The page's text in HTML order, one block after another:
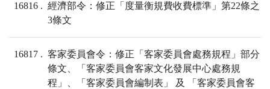
16816
經濟部令：修正「度量衡規費收費標準」第22條之
3條文
16817
客家委員會令：修正「客家委員會處務規程」部分
條文、「客家委員會客家文化發展中心處務規
程」、「客家委員會編制表」 及 「客家委員會客